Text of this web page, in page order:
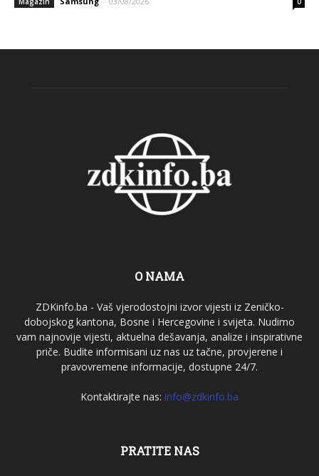
O NAMA
ZDKinfo.ba - Vaš vjerodostojni izvor vijesti iz Zeničko-
dobojskog kantona, Bosne i Hercegovine i svijeta. Nudimo
vam najnovije vijesti, aktuelna dešavanja, analize i inspirativne
priče. Budite informisani uz nas uz tačne, provjerene i
pravovremene informacije, dostupne 24/7.
Kontaktirajte nas: info@zdkinfo.ba
PRATITE NAS